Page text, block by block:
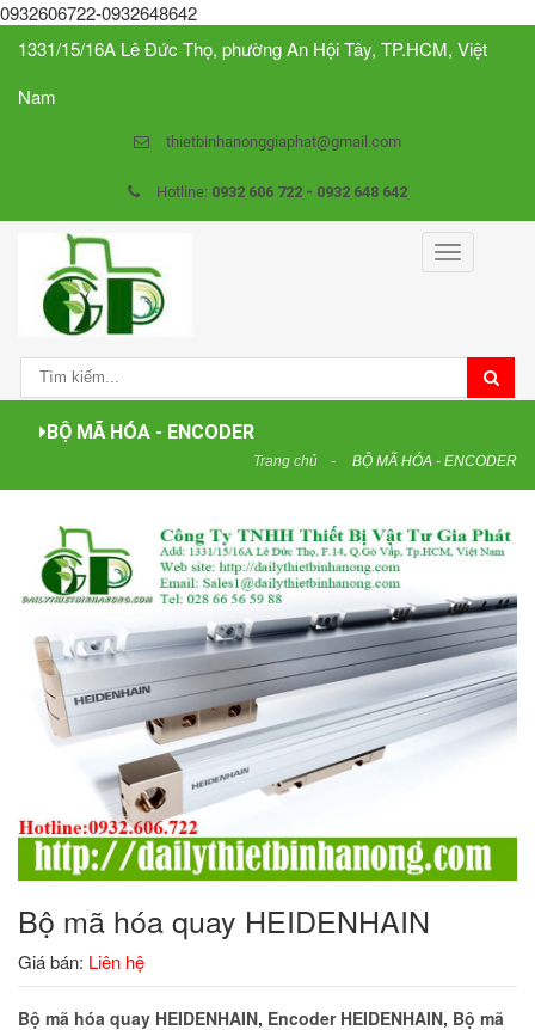
0932606722-0932648642
1331/15/16A Lê Đức Thọ, phường An Hội Tây, TP.HCM, Việt
Nam
thietbinhanonggiaphat@gmail.com
Hotline: 0932 606 722 - 0932 648 642
Toggle
navigation
BỘ MÃ HÓA - ENCODER
Trang chủ BỘ MÃ HÓA - ENCODER
Bộ mã hóa quay HEIDENHAIN
Giá bán: Liên hệ
Bộ mã hóa quay HEIDENHAIN, Encoder HEIDENHAIN, Bộ mã